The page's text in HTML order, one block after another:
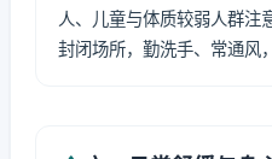
人、儿童与体质较弱人群注
封闭场所，勤洗手、常通风